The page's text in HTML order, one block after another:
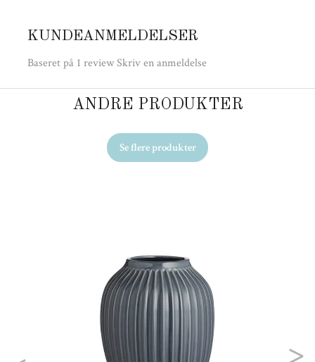
KUNDEANMELDELSER
Baseret på 1 reviewSkriv en anmeldelse
ANDRE PRODUKTER
Se flere produkter